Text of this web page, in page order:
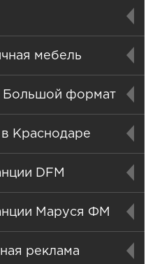
мебель
Большой формат
Краснодаре
DFM
Маруся ФМ
реклама